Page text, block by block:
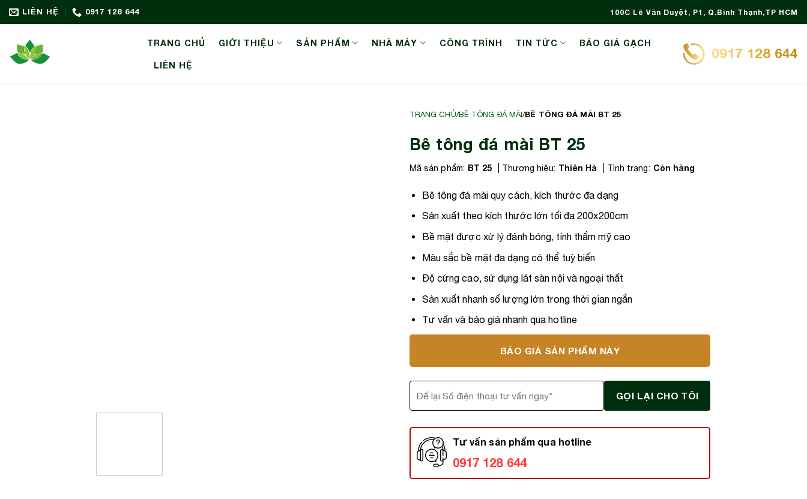
Bỏ
qua
dung
LIÊN HỆ 0917 128 644 100C Lê Văn Duyệt, P1, Q.Bình Thạnh,TP HCM
TRANG CHỦ GIỚI THIỆU SẢN PHẨM NHÀ MÁY CÔNG TRÌNH TIN TỨC BÁO GIÁ GẠCH
LIÊN HỆ
0917 128 644
TRANG CHỦ/BÊ TÔNG ĐÁ MÀI/BÊ TÔNG ĐÁ MÀI BT 25
Bê tông đá mài BT 25
Mã sản phẩm: BT 25 Thương hiệu: Thiên Hà Tình trạng: Còn hàng
Bê tông đá mài quy cách, kích thước đa dạng
Sản xuất theo kích thước lớn tối đa 200x200cm
Bề mặt được xử lý đánh bóng, tính thẩm mỹ cao
Màu sắc bề mặt đa dạng có thể tuỳ biến
Độ cứng cao, sử dụng lát sàn nội và ngoại thất
Sản xuất nhanh số lượng lớn trong thời gian ngắn
Tư vấn và báo giá nhanh qua hotline
BÁO GIÁ SẢN PHẨM NÀY
Tư vấn sản phẩm qua hotline
0917 128 644